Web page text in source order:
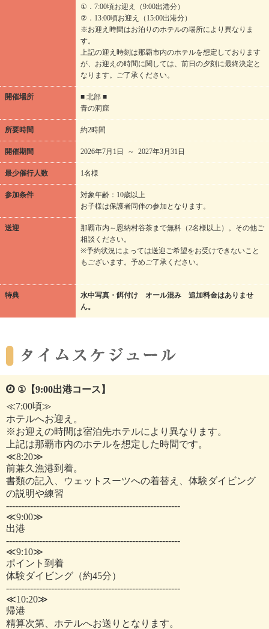
①．7:00頃お迎え（9:00出港分）
②．13:00頃お迎え（15:00出港分）
※お迎え時間はお泊りのホテルの場所により異なりま
す。
上記の迎え時刻は那覇市内のホテルを想定しております
が、お迎えの時間に関しては、前日の夕刻に最終決定と
なります。ご了承ください。
開催場所
■ 北部 ■
青の洞窟
所要時間 約2時間
開催期間 2026年7月1日 ～ 2027年3月31日
最少催行人数 1名様
参加条件
対象年齢：10歳以上
お子様は保護者同伴の参加となります。
送迎
那覇市内～恩納村谷茶まで無料（2名様以上）。その他ご
相談ください。
※予約状況によっては送迎ご希望をお受けできないこと
もございます。予めご了承ください。
特典
水中写真・餌付け オール混み 追加料金はありませ
ん。
①【9:00出港コース】
≪7:00頃≫
ホテルへお迎え。
※お迎えの時間は宿泊先ホテルにより異なります。
上記は那覇市内のホテルを想定した時間です。
≪8:20≫
前兼久漁港到着。
書類の記入、ウェットスーツへの着替え、体験ダイビング
の説明や練習
----------------------------------------------------------
≪9:00≫
出港
----------------------------------------------------------
≪9:10≫
ポイント到着
体験ダイビング（約45分）
----------------------------------------------------------
≪10:20≫
帰港
精算次第、ホテルへお送りとなります。